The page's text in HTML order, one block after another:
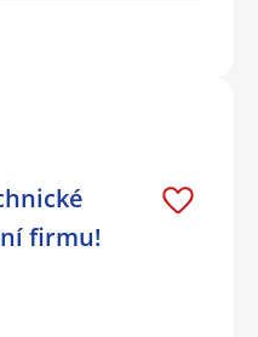
firmu!